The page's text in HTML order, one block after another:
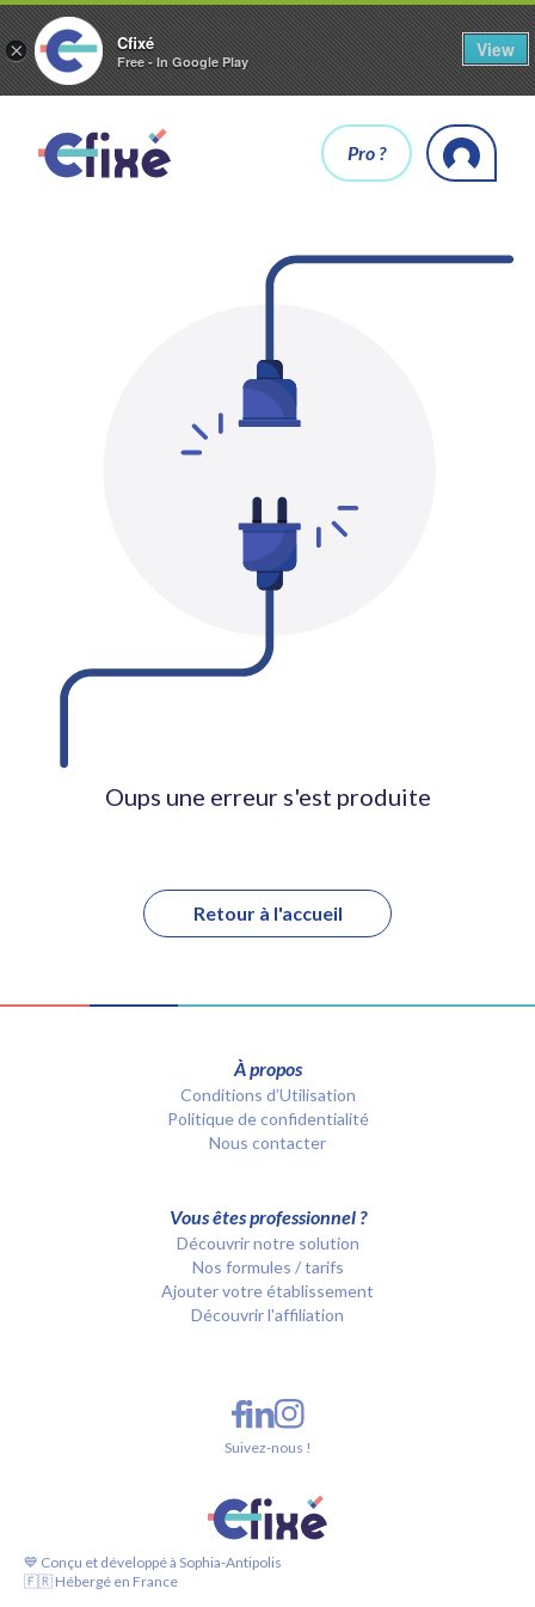
× Cfixé
Free - In Google Play
View
Pro ?
Oups une erreur s'est produite
Retour à l'accueil
À propos
Conditions d’Utilisation
Politique de confidentialité
Nous contacter
Vous êtes professionnel ?
Découvrir notre solution
Nos formules / tarifs
Ajouter votre établissement
Découvrir l'affiliation
💙 Conçu et développé à Sophia-Antipolis
🇫🇷 Hébergé en France
Suivez-nous !